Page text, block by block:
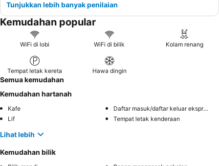
Tunjukkan lebih banyak penilaian
Kemudahan popular
WiFi di lobi WiFi di bilik Kolam renang
Tempat letak kereta Hawa dingin
Semua kemudahan
Kemudahan hartanah
Kafe
Daftar masuk/daftar keluar ekspres
Lif
Tempat letak kenderaan
Lihat lebih
Kemudahan bilik